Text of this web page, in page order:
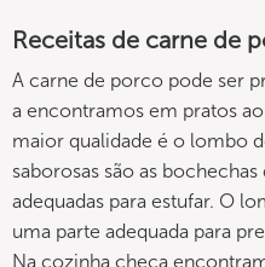
Receitas de carne de
A carne de porco pode ser
a encontramos em pratos
maior qualidade é o lombo
saborosas são as
adequadas para estufar. O
uma parte adequada para
Na cozinha checa